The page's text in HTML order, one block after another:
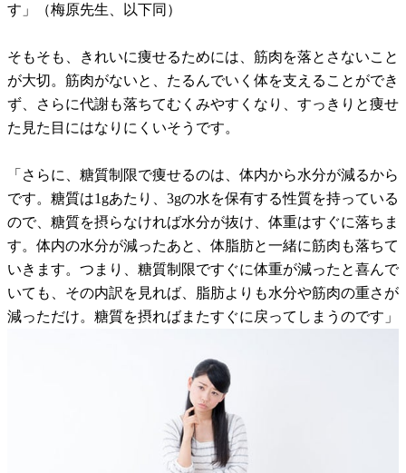
す」（梅原先生、以下同）
そもそも、きれいに痩せるためには、筋肉を落とさないこと
が大切。筋肉がないと、たるんでいく体を支えることができ
ず、さらに代謝も落ちてむくみやすくなり、すっきりと痩せ
た見た目にはなりにくいそうです。
「さらに、糖質制限で痩せるのは、体内から水分が減るから
です。糖質は1gあたり、3gの水を保有する性質を持っている
ので、糖質を摂らなければ水分が抜け、体重はすぐに落ちま
す。体内の水分が減ったあと、体脂肪と一緒に筋肉も落ちて
いきます。つまり、糖質制限ですぐに体重が減ったと喜んで
いても、その内訳を見れば、脂肪よりも水分や筋肉の重さが
減っただけ。糖質を摂ればまたすぐに戻ってしまうのです」